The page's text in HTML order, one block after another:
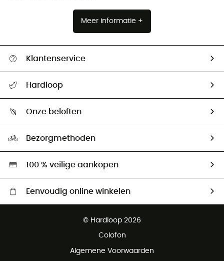
Meer informatie +
Klantenservice
Mijn zending volgen
Retourzendingen & Terugbetalingen
Hardloop
Ambassadeurs
Onze beloften
Hardgreen
Bezorgmethoden
100 % veilige aankopen
Eenvoudig online winkelen
Gratis retourneren binnen 100 dagen
© Hardloop 2026
Colofon
Algemene Voorwaarden